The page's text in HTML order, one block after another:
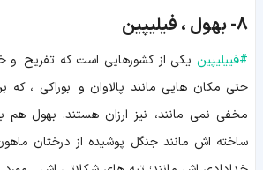
8- بهول ، فیلیپین
#فییلیپین یکی از کشورهایی است که تفریح و
حتی مکان هایی مانند پالاوان و بوراکی ، که
مخفی نمی مانند، نیز ارزان هستند. بهول
ساخته اش مانند جنگل پوشیده از درختان